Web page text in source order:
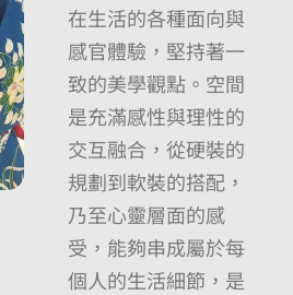
在生活的各種面向與
感官體驗，堅持著一
致的美學觀點。空間
是充滿感性與理性的
交互融合，從硬裝的
規劃到軟裝的搭配，
乃至心靈層面的感
受，能夠串成屬於每
個人的生活細節，是